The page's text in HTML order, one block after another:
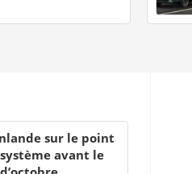
sur le point
avant le